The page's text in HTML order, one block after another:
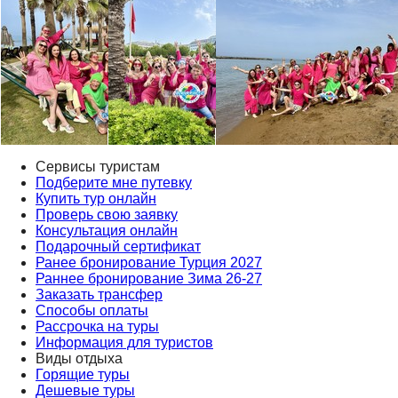
Сервисы туристам
Подберите мне путевку
Купить тур онлайн
Проверь свою заявку
Консультация онлайн
Подарочный сертификат
Ранее бронирование Турция 2027
Раннее бронирование Зима 26-27
Заказать трансфер
Способы оплаты
Рассрочка на туры
Информация для туристов
Виды отдыха
Горящие туры
Дешевые туры